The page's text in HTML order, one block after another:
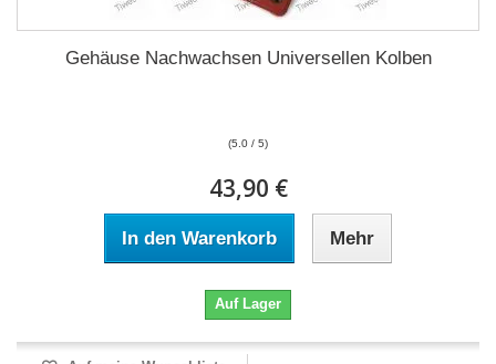
Gehäuse Nachwachsen Universellen Kolben
(5.0 / 5)
43,90 €
In den Warenkorb Mehr
Auf Lager